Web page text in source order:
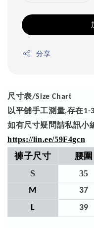
分享
尺寸表/Size Chart
以平舖手工測量,存在1-3
如有尺寸疑問請私訊小
https://lin.ee/59F4gcn
褲子尺寸 腰圍
S
35
M 37
L
39